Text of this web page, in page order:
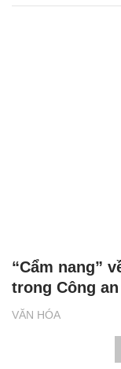
VĂN HÓA
“Cẩm nang”
trong Công